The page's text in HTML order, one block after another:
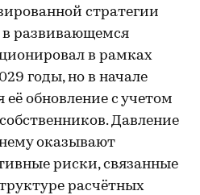
стратегии
развивающемся
в рамках
годы, но в начале
обновление с учетом
Давление
оказывают
риски, связанные
расчётных